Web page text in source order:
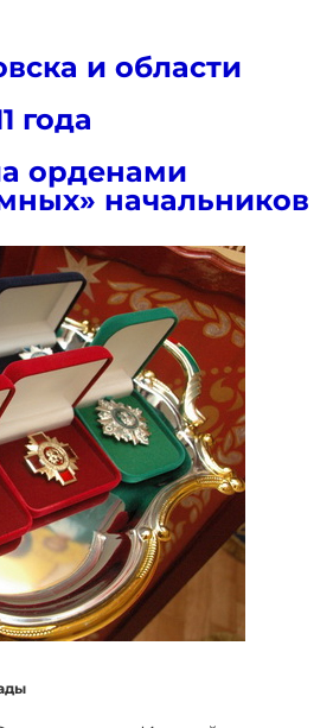
и области
года
орденами
начальников